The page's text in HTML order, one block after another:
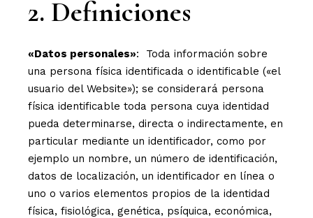
2. Definiciones
«Datos personales»: Toda información sobre
una persona física identificada o identificable («el
usuario del Website»); se considerará persona
física identificable toda persona cuya identidad
pueda determinarse, directa o indirectamente, en
particular mediante un identificador, como por
ejemplo un nombre, un número de identificación,
datos de localización, un identificador en línea o
uno o varios elementos propios de la identidad
física, fisiológica, genética, psíquica, económica,